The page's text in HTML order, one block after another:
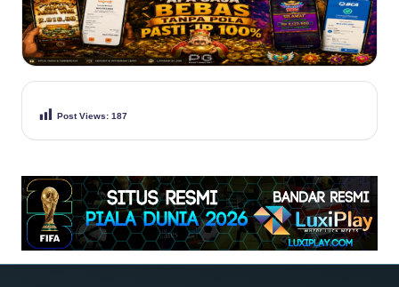
Post Views: 187